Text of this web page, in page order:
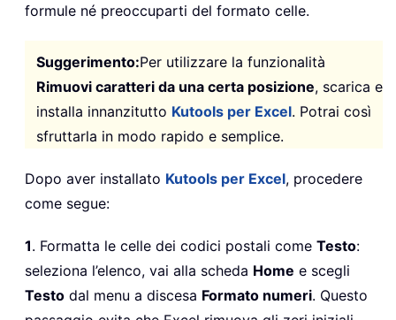
formule né preoccuparti del formato celle.
Suggerimento:Per utilizzare la funzionalità
Rimuovi caratteri da una certa posizione, scarica e
installa innanzitutto Kutools per Excel. Potrai così
sfruttarla in modo rapido e semplice.
Dopo aver installato Kutools per Excel, procedere
come segue:
1. Formatta le celle dei codici postali come Testo:
seleziona l’elenco, vai alla scheda Home e scegli
Testo dal menu a discesa Formato numeri. Questo